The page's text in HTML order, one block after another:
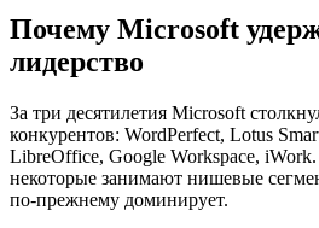
Почему Microsoft
лидерство
За три десятилетия Microsoft
конкурентов: WordPerfect, Lotus
LibreOffice, Google Workspace,
некоторые занимают нишевые
по-прежнему доминирует.